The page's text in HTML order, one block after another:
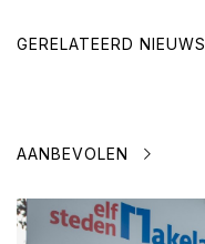
GERELATEERD NIEUWS
AANBEVOLEN